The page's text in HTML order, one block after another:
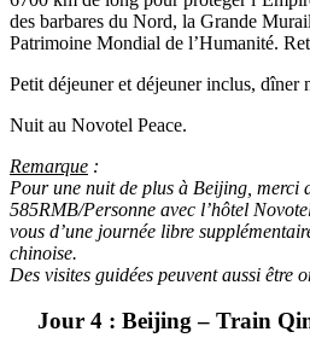
des barbares du Nord, la Grande
Patrimoine Mondial de l’Humanité.
Petit déjeuner et déjeuner inclus, dîner
Nuit au Novotel Peace.
Remarque :
Pour une nuit de plus à Beijing, merci
585RMB/Personne avec l’hôtel
vous d’une journée libre
chinoise.
Des visites guidées peuvent aussi être
Jour 4 : Beijing – Train